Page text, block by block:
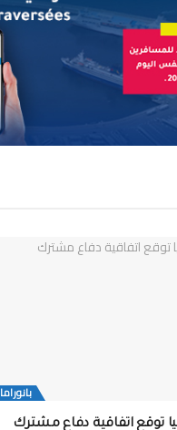
بانوراما
توقع اتفاقية دفاع مشترك